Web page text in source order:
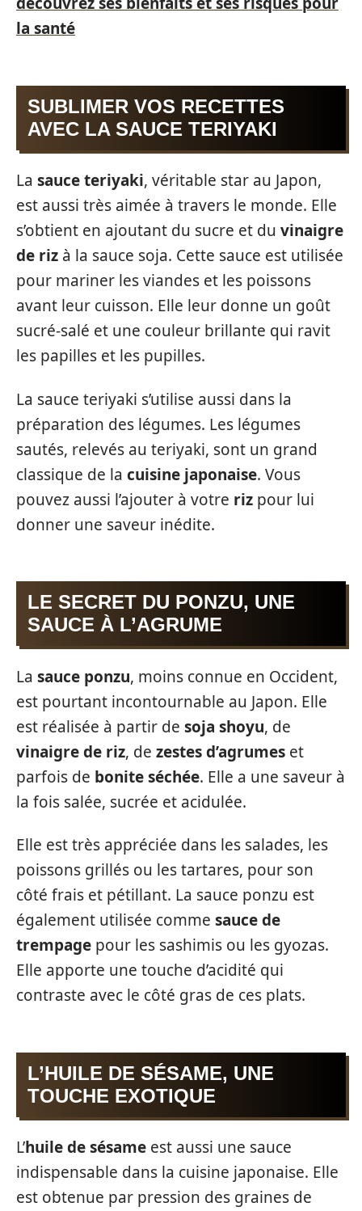
la santé
SUBLIMER VOS RECETTES
AVEC LA SAUCE TERIYAKI
La sauce teriyaki, véritable star au Japon,
est aussi très aimée à travers le monde. Elle
s’obtient en ajoutant du sucre et du vinaigre
de riz à la sauce soja. Cette sauce est utilisée
pour mariner les viandes et les poissons
avant leur cuisson. Elle leur donne un goût
sucré-salé et une couleur brillante qui ravit
les papilles et les pupilles.
La sauce teriyaki s’utilise aussi dans la
préparation des légumes. Les légumes
sautés, relevés au teriyaki, sont un grand
classique de la cuisine japonaise. Vous
pouvez aussi l’ajouter à votre riz pour lui
donner une saveur inédite.
LE SECRET DU PONZU, UNE
SAUCE À L’AGRUME
La sauce ponzu, moins connue en Occident,
est pourtant incontournable au Japon. Elle
est réalisée à partir de soja shoyu, de
vinaigre de riz, de zestes d’agrumes et
parfois de bonite séchée. Elle a une saveur à
la fois salée, sucrée et acidulée.
Elle est très appréciée dans les salades, les
poissons grillés ou les tartares, pour son
côté frais et pétillant. La sauce ponzu est
également utilisée comme sauce de
trempage pour les sashimis ou les gyozas.
Elle apporte une touche d’acidité qui
contraste avec le côté gras de ces plats.
L’HUILE DE SÉSAME, UNE
TOUCHE EXOTIQUE
L’huile de sésame est aussi une sauce
indispensable dans la cuisine japonaise. Elle
est obtenue par pression des graines de